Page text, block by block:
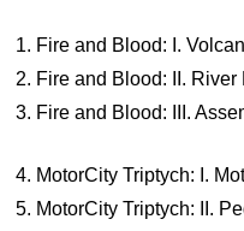
1. Fire and Blood: I.
2. Fire and Blood: II. River
3. Fire and Blood: III.
4. MotorCity Triptych: I.
5. MotorCity Triptych: II.